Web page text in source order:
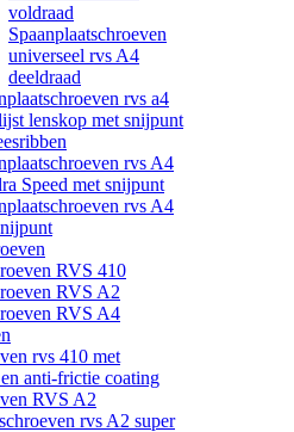
voldraad
Spaanplaatschroeven
universeel rvs A4
deeldraad
rvs a4
lenskop met snijpunt
rvs A4
Speed met snijpunt
rvs A4
RVS 410
RVS A2
RVS A4
rvs 410 met
anti-frictie coating
RVS A2
rvs A2 super